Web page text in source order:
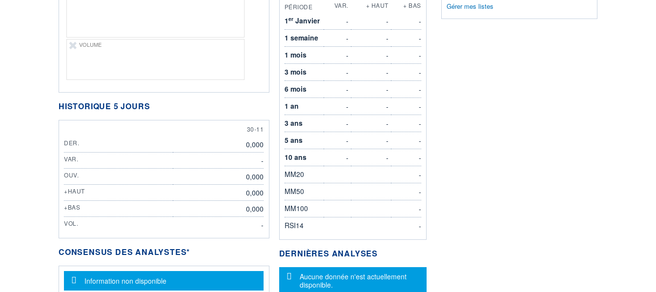
VOLUME
HISTORIQUE 5 JOURS
30 NOVEMBER
30-11
DER.
0,000
VAR. -
OUV. 0,000
+HAUT 0,000
+BAS 0,000
VOL. -
CONSENSUS DES ANALYSTES*
Message d'information
Information non disponible
PÉRIODE VAR. + HAUT + BAS
1erJanvier - -
-
1 semaine
- -
-
1 mois
- -
-
3 mois
- -
-
6 mois
- -
-
1 an
- -
-
3 ans
- -
-
5 ans
- -
-
10 ans
- -
-
MM20
-
MM50
-
MM100
-
RSI14
-
DERNIÈRES ANALYSES
Message d'information
Aucune donnée n'est actuellement
disponible.
Gérer mes listes